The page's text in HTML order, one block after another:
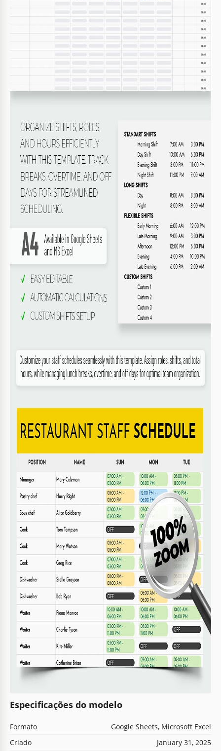
Especificações do modelo
Formato
Google Sheets, Microsoft Excel
Criado
January 31, 2025